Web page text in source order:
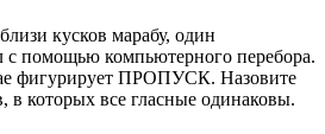
кусков марабу, один
с помощью компьютерного перебора.
фигурирует ПРОПУСК. Назовите
в которых все гласные одинаковы.